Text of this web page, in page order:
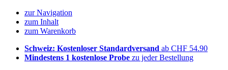
zur Navigation
zum Inhalt
zum Warenkorb
Schweiz: Kostenloser Standardversand ab CHF 54.90
Mindestens 1 kostenlose Probe zu jeder Bestellung